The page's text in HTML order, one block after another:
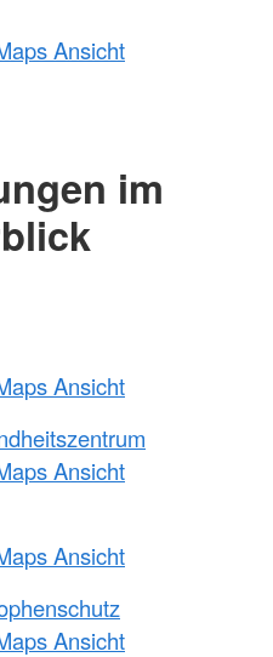
Ansicht
im
Ansicht
Ansicht
Ansicht
Ansicht